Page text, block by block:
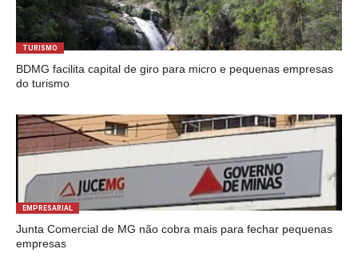
TURISMO
BDMG facilita capital de giro para micro e pequenas empresas
do turismo
EMPRESARIAL
Junta Comercial de MG não cobra mais para fechar pequenas
empresas